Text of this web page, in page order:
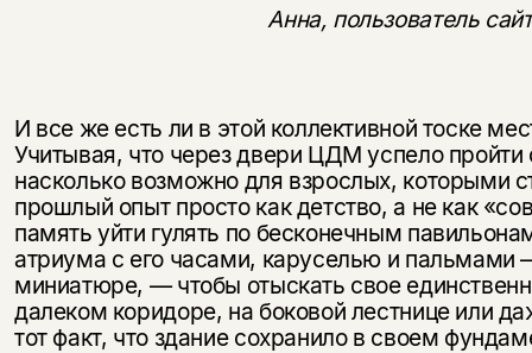
Анна, пользователь
И все же есть ли в этой коллективной тоске
Учитывая, что через двери ЦДМ успело
насколько возможно для взрослых, которыми
прошлый опыт просто как детство, а не как
память уйти гулять по бесконечным
атриума с его часами, каруселью и пальмами
миниатюре, — чтобы отыскать свое
далеком коридоре, на боковой лестнице или
тот факт, что здание сохранило в своем